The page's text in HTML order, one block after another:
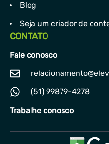
Blog
Seja um criador de
CONTATO
Fale conosco
(51) 99879-4278
Trabalhe conosco